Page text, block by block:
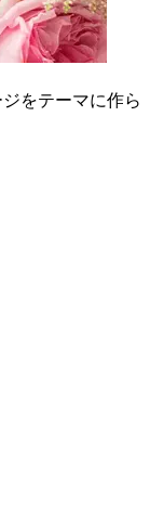
をテーマに作ら